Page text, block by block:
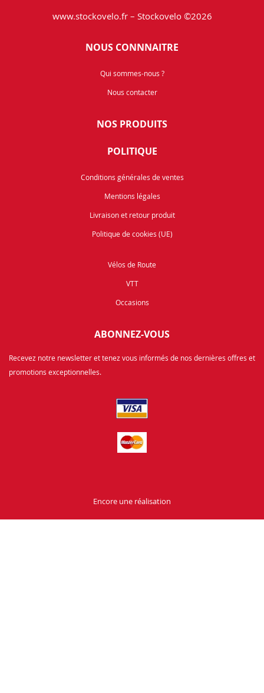
www.stockovelo.fr – Stockovelo ©2026
NOUS CONNNAITRE
Qui sommes-nous ?
Nous contacter
NOS PRODUITS
POLITIQUE
Conditions générales de ventes
Mentions légales
Livraison et retour produit
Politique de cookies (UE)
Vélos de Route
VTT
Occasions
ABONNEZ-VOUS
Recevez notre newsletter et tenez vous informés de nos dernières offres et
promotions exceptionnelles.
Encore une réalisation